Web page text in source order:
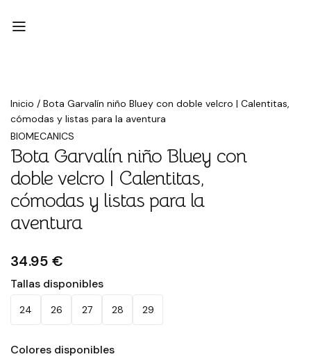
Inicio / Bota Garvalín niño Bluey con doble velcro | Calentitas,
cómodas y listas para la aventura
BIOMECANICS
Bota Garvalín niño Bluey con
doble velcro | Calentitas,
cómodas y listas para la
aventura
34.95 €
Tallas disponibles
24 26 27 28 29
Colores disponibles